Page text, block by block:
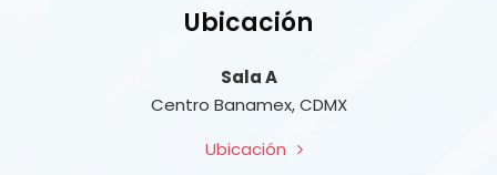
Ubicación
Sala A
Centro Banamex, CDMX
Ubicación